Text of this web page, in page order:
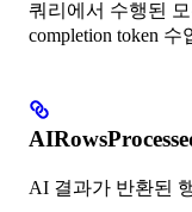
쿼리에서 수행된
completion token 수
AI 결과가 반환된